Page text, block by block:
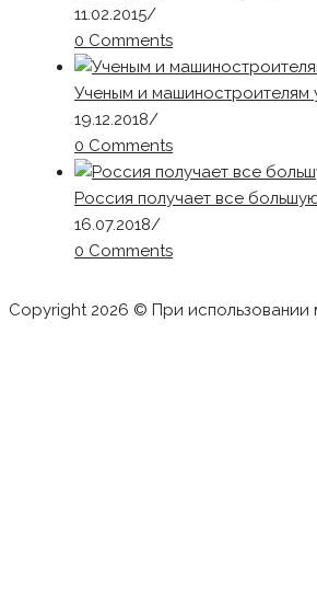
11.02.2015/
0 Comments
Ученым и машиностроителям
19.12.2018/
0 Comments
Россия получает все
16.07.2018/
0 Comments
Copyright 2026 © При использовании